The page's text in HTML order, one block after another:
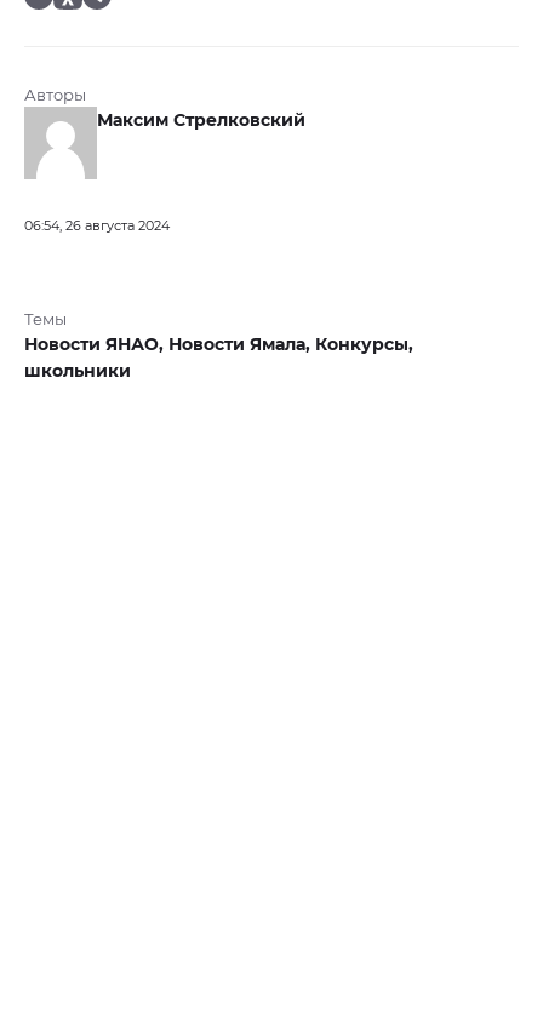
Авторы
Максим Стрелковский
06:54, 26 августа 2024
Темы
Новости ЯНАО, Новости Ямала, Конкурсы,
школьники